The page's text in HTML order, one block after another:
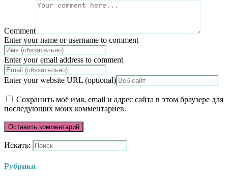
Comment
Enter your name or username to comment
Enter your email address to comment
Enter your website URL (optional)
Сохранить моё имя, email и адрес сайта в этом браузере для
последующих моих комментариев.
Искать:
Рубрики